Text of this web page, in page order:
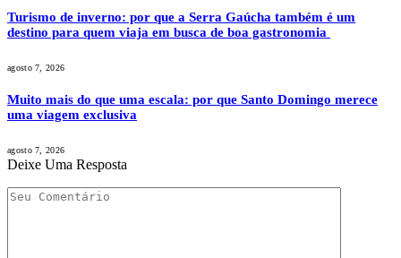
Turismo de inverno: por que a Serra Gaúcha também é um
destino para quem viaja em busca de boa gastronomia
agosto 7, 2026
Muito mais do que uma escala: por que Santo Domingo merece
uma viagem exclusiva
agosto 7, 2026
Deixe Uma Resposta